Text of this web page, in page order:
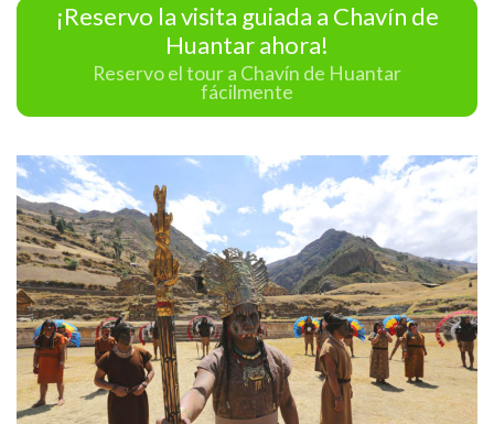
¡Reservo la visita guiada a Chavín de
Huantar ahora!
Reservo el tour a Chavín de Huantar
fácilmente